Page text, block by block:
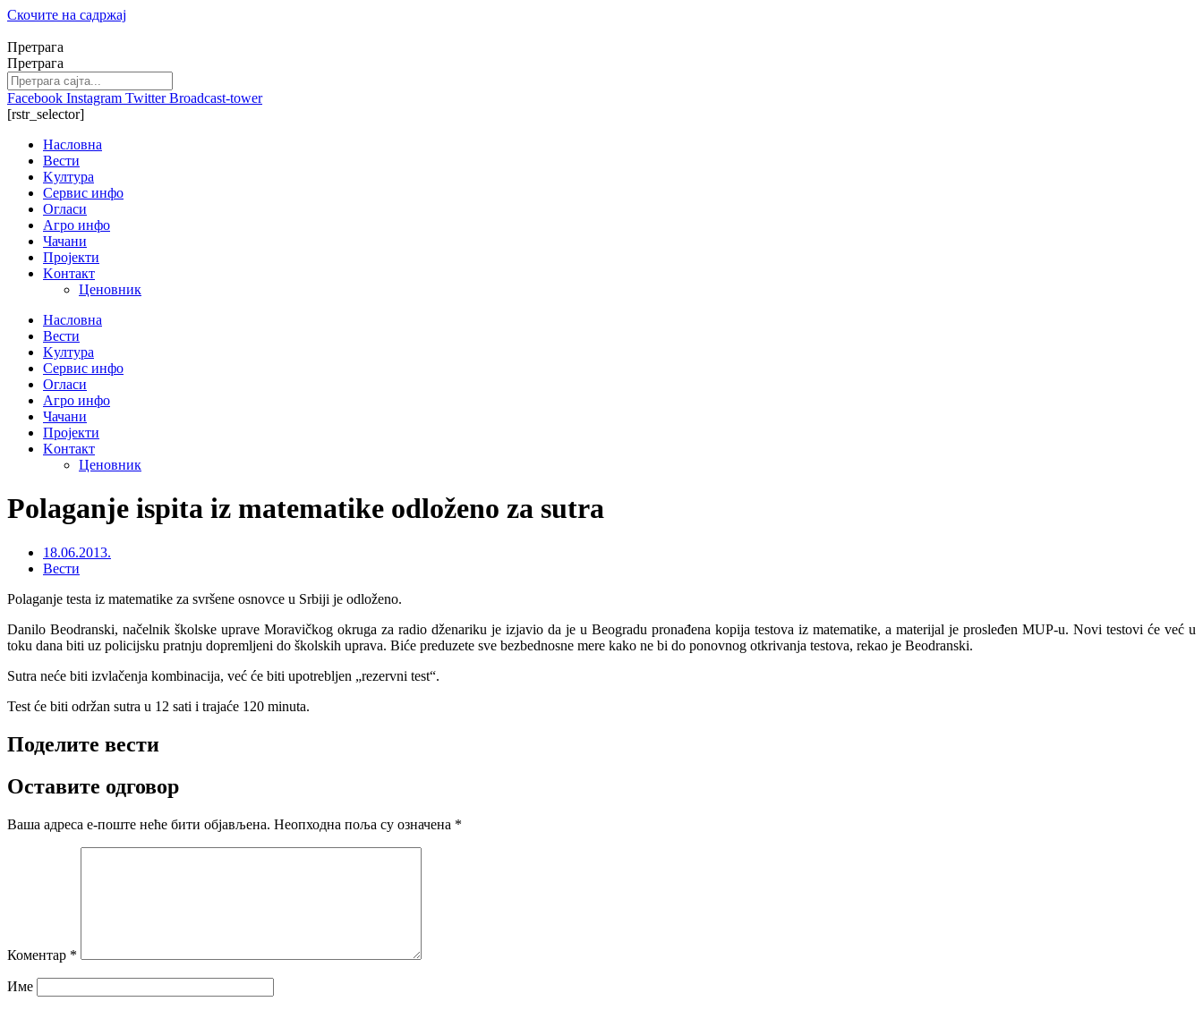
Скочите на садржај
Претрага
Претрага
Facebook Instagram Twitter Broadcast-tower
[rstr_selector]
Насловна
Вести
Kултура
Сервис инфо
Огласи
Агро инфо
Чачани
Пројекти
Kонтакт
Ценовник
Насловна
Вести
Kултура
Сервис инфо
Огласи
Агро инфо
Чачани
Пројекти
Kонтакт
Ценовник
Polaganje ispita iz matematike odloženo za sutra
18.06.2013.
Вести
Polaganje testa iz matematike za svršene osnovce u Srbiji je odloženo.
Danilo Beodranski, načelnik školske uprave Moravičkog okruga za radio dženariku je izjavio da je u Beogradu pronađena kopija testova iz matematike, a materijal je prosleđen MUP-u. Novi testovi će već u
toku dana biti uz policijsku pratnju dopremljeni do školskih uprava. Biće preduzete sve bezbednosne mere kako ne bi do ponovnog otkrivanja testova, rekao je Beodranski.
Sutra neće biti izvlačenja kombinacija, već će biti upotrebljen „rezervni test“.
Test će biti održan sutra u 12 sati i trajaće 120 minuta.
Поделите вести
Оставите одговор
Ваша адреса е-поште неће бити објављена. Неопходна поља су означена *
Коментар *
Име